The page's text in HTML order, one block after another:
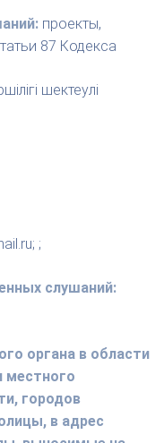
проекты,
87 Кодекса
шектеулі
;
слушаний:
органа в области
местного
городов
в адрес